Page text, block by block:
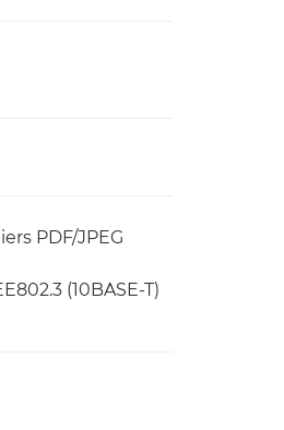
PDF/JPEG
(10BASE-T)